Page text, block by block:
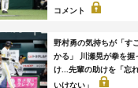
コメント
野村勇の気持ちが「す
かる」 川瀬晃が拳を握
け...先輩の助けを「忘
いけない」